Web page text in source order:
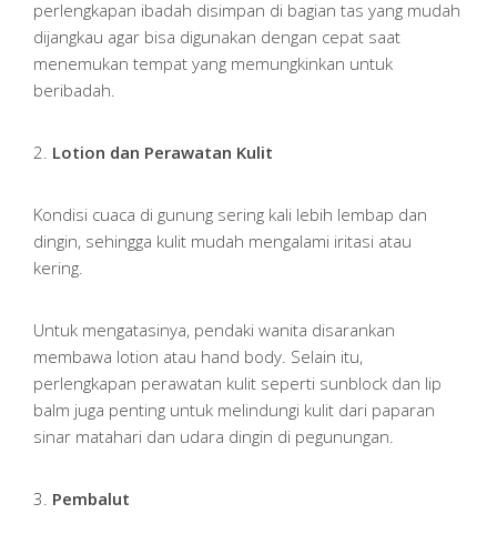
perlengkapan ibadah disimpan di bagian tas yang mudah
dijangkau agar bisa digunakan dengan cepat saat
menemukan tempat yang memungkinkan untuk
beribadah.
2. Lotion dan Perawatan Kulit
Kondisi cuaca di gunung sering kali lebih lembap dan
dingin, sehingga kulit mudah mengalami iritasi atau
kering.
Untuk mengatasinya, pendaki wanita disarankan
membawa lotion atau hand body. Selain itu,
perlengkapan perawatan kulit seperti sunblock dan lip
balm juga penting untuk melindungi kulit dari paparan
sinar matahari dan udara dingin di pegunungan.
3. Pembalut